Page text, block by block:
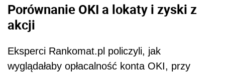
Porównanie OKI a lokaty i zyski z
akcji
Eksperci Rankomat.pl policzyli, jak
wyglądałaby opłacalność konta OKI, przy